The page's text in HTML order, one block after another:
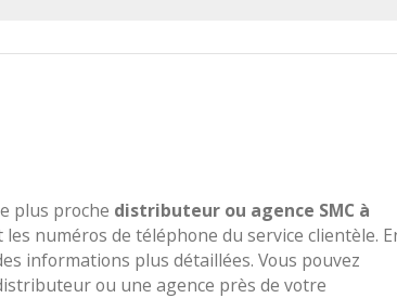
plus proche distributeur ou agence SMC à
numéros de téléphone du service clientèle.
informations plus détaillées. Vous pouvez
ou une agence près de votre